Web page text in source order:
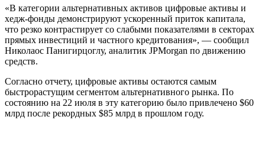
«В категории альтернативных активов цифровые активы и
хедж-фонды демонстрируют ускоренный приток капитала,
что резко контрастирует со слабыми показателями в секторах
прямых инвестиций и частного кредитования», — сообщил
Николаос Панигирцоглу, аналитик JPMorgan по движению
средств.
Согласно отчету, цифровые активы остаются самым
быстрорастущим сегментом альтернативного рынка. По
состоянию на 22 июля в эту категорию было привлечено $60
млрд после рекордных $85 млрд в прошлом году.